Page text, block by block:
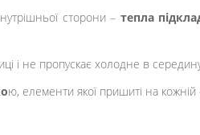
сторони – тепла
і не пропускає холодне в
ю, елементи якої пришиті на кожній